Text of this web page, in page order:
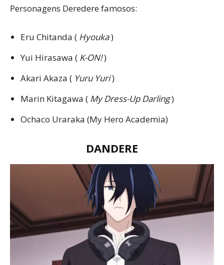
Personagens Deredere famosos:
Eru Chitanda ( Hyouka)
Yui Hirasawa ( K-ON!)
Akari Akaza ( Yuru Yuri)
Marin Kitagawa ( My Dress-Up Darling)
Ochaco Uraraka (My Hero Academia)
DANDERE